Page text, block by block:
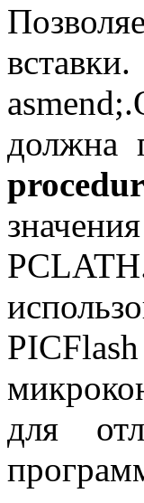
asmend
должна
PICFlash
для